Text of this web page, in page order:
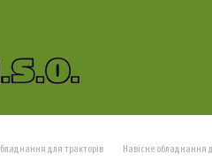
для тракторів Навісне обладнання